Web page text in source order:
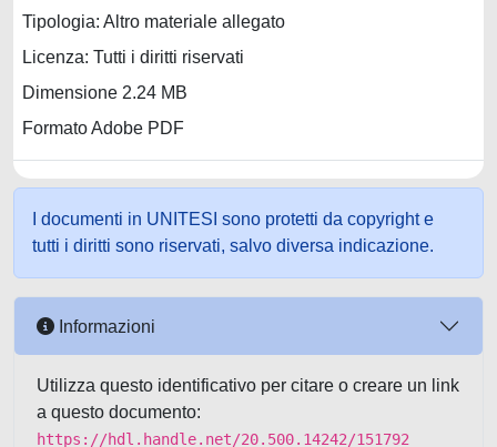
Tipologia: Altro materiale allegato
Licenza: Tutti i diritti riservati
Dimensione 2.24 MB
Formato Adobe PDF
I documenti in UNITESI sono protetti da copyright e
tutti i diritti sono riservati, salvo diversa indicazione.
Informazioni
Utilizza questo identificativo per citare o creare un link
a questo documento:
https://hdl.handle.net/20.500.14242/151792